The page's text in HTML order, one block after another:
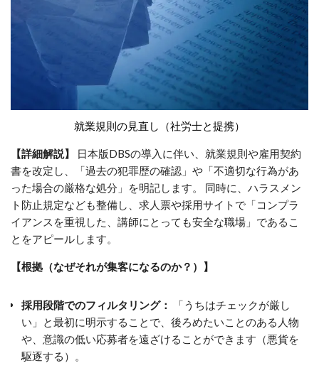
就業規則の見直し（社労士と提携）
【詳細解説】
日本版DBSの導入に伴い、就業規則や雇用契約
書を改定し、「過去の犯罪歴の確認」や「不適切な行為があ
った場合の厳格な処分」を明記します。 同時に、ハラスメン
ト防止規定なども整備し、求人票や採用サイトで「コンプラ
イアンスを重視した、講師にとっても安全な職場」であるこ
とをアピールします。
【根拠（なぜそれが集客になるのか？）】
採用段階でのフィルタリング：
「うちはチェックが厳し
い」と最初に明示することで、後ろめたいことのある人物
や、意識の低い応募者を遠ざけることができます（悪貨を
駆逐する）。